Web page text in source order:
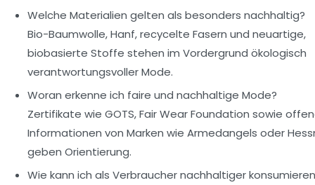
Welche Materialien gelten als besonders nachhaltig?
Bio-Baumwolle, Hanf, recycelte Fasern und neuartige,
biobasierte Stoffe stehen im Vordergrund ökologisch
verantwortungsvoller Mode.
Woran erkenne ich faire und nachhaltige Mode?
Zertifikate wie GOTS, Fair Wear Foundation sowie
Informationen von Marken wie Armedangels oder
geben Orientierung.
Wie kann ich als Verbraucher nachhaltiger